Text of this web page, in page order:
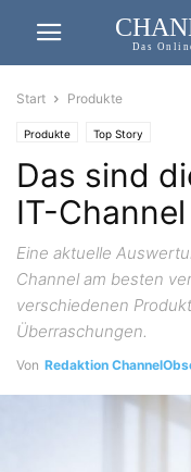
Das
Start Produkte
Produkte Top Story
Das sind
IT-Channel
Eine aktuelle
Channel am besten
verschiedenen
Überraschungen.
Von Redaktion